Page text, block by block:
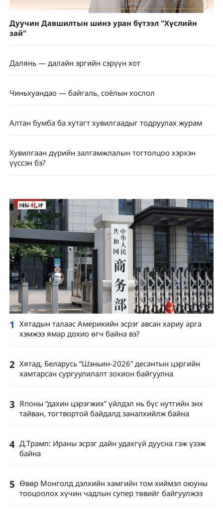
Дуучин Давшилтын шинэ уран бүтээл "Хүслийн
зай"
Далянь — далайн эргийн сэрүүн хот
Чиньхуандао — байгаль, соёлын хослол
Алтан бумба ба хутагт хувилгаадыг тодруулах журам
Хувилгаан дүрийн залгамжлалын тогтолцоо хэрхэн
үүссэн бэ?
1 Хятадын талаас Америкийн эсрэг авсан хариу арга
хэмжээ ямар дохио өгч байна вэ?
2 Хятад, Беларусь “Шэньин-2026” десантын цэргийн
хамтарсан сургуулилалт зохион байгуулна
3 Японы “дахин цэрэгжих” үйлдэл нь бүс нутгийн энх
тайван, тогтвортой байдалд заналхийлж байна
4 Д.Трамп: Ираны эсрэг дайн удахгүй дуусна гэж үзэж
байна
5 Өвөр Монголд дэлхийн хамгийн том хиймэл оюуны
тооцоолох хүчин чадлын супер төвийг байгуулжээ